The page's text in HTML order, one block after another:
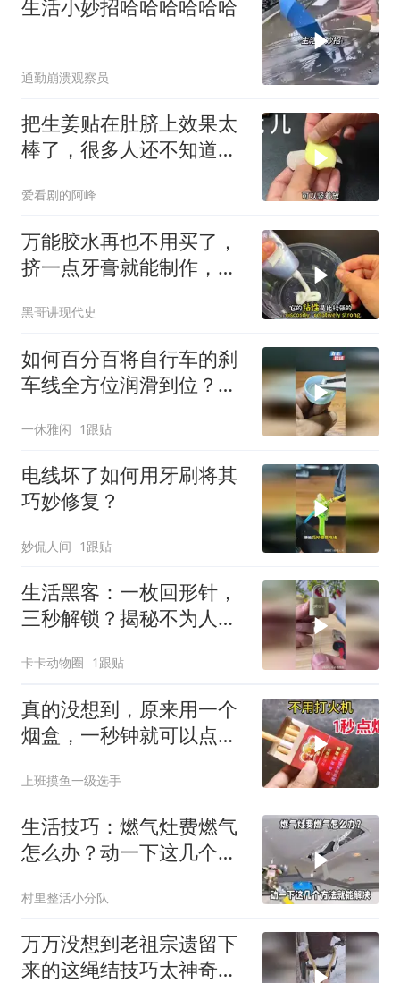
生活小妙招哈哈哈哈哈哈
通勤崩溃观察员
把生姜贴在肚脐上效果太
棒了，很多人还不知道，
爱看剧的阿峰
万能胶水再也不用买了，
挤一点牙膏就能制作，比
黑哥讲现代史
如何百分百将自行车的刹
车线全方位润滑到位？一
一休雅闲 1跟贴
电线坏了如何用牙刷将其
巧妙修复？
妙侃人间 1跟贴
生活黑客：一枚回形针，
三秒解锁？揭秘不为人知
卡卡动物圈 1跟贴
真的没想到，原来用一个
烟盒，一秒钟就可以点
上班摸鱼一级选手
生活技巧：燃气灶费燃气
怎么办？动一下这几个地
村里整活小分队
万万没想到老祖宗遗留下
来的这绳结技巧太神奇！